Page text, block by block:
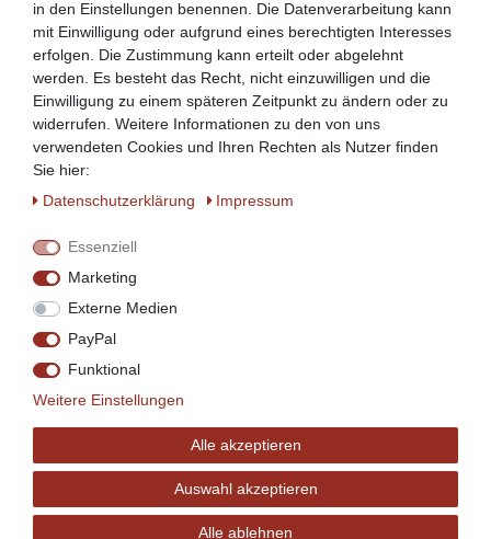
in den Einstellungen benennen. Die Datenverarbeitung kann
mit Einwilligung oder aufgrund eines berechtigten Interesses
erfolgen. Die Zustimmung kann erteilt oder abgelehnt
werden. Es besteht das Recht, nicht einzuwilligen und die
Einwilligung zu einem späteren Zeitpunkt zu ändern oder zu
widerrufen. Weitere Informationen zu den von uns
verwendeten Cookies und Ihren Rechten als Nutzer finden
Sie hier:
Daten­schutz­erklärung
Impressum
Essenziell
Marketing
Externe Medien
PayPal
Funktional
Weitere Einstellungen
Alle akzeptieren
Auswahl akzeptieren
Alle ablehnen